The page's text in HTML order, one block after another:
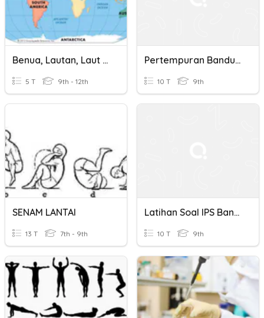
Benua, Lautan, Laut Utama Dan Selat.
5 T 9th - 12th
Pertempuran Bandung Lautan Api
10 T 9th
SENAM LANTAI
13 T 7th - 9th
Latihan Soal IPS Bandung Lautan Api
10 T 9th